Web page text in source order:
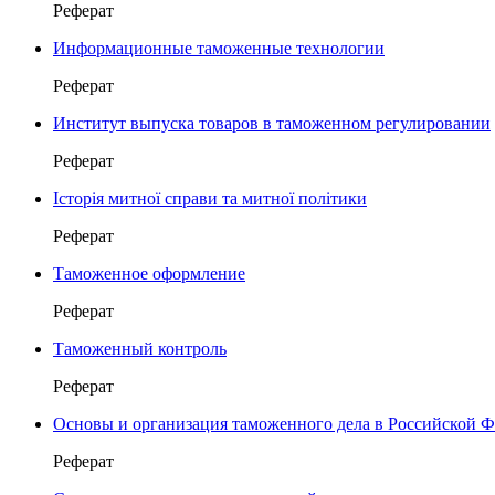
Реферат
Информационные таможенные технологии
Реферат
Институт выпуска товаров в таможенном регулировании
Реферат
Історія митної справи та митної політики
Реферат
Таможенное оформление
Реферат
Таможенный контроль
Реферат
Основы и организация таможенного дела в Российской
Реферат